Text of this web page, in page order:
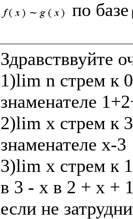
по базе
Здравстввуйте
1)lim n стрем к
знаменателе
2)lim x стрем к
знаменателе х-3
3)lim x стрем к
в 3 - х в 2 + х +
если не